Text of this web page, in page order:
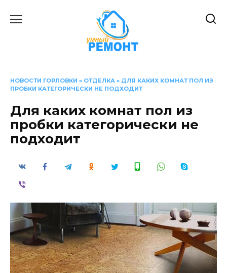
НОВОСТИ ГОРЛОВКИ » ОТДЕЛКА » ДЛЯ КАКИХ КОМНАТ ПОЛ ИЗ
ПРОБКИ КАТЕГОРИЧЕСКИ НЕ ПОДХОДИТ
Для каких комнат пол из
пробки категорически не
подходит